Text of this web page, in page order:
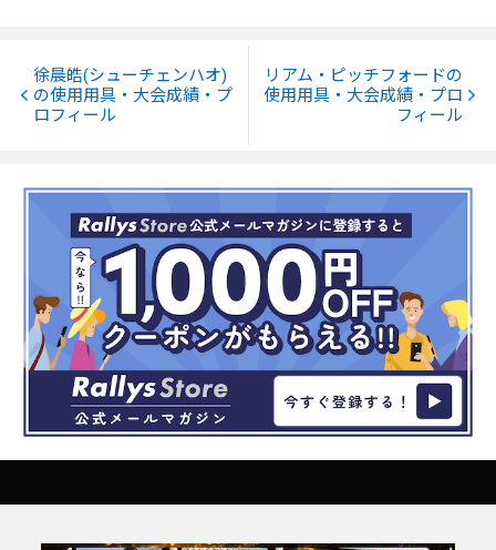
徐晨皓(シューチェンハオ)
の使用用具・大会成績・プ
ロフィール
リアム・ピッチフォードの
使用用具・大会成績・プロ
フィール